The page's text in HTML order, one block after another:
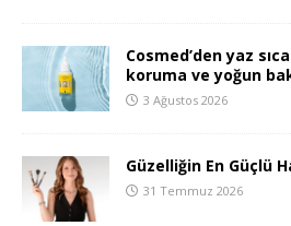
Cosmed’den yaz
koruma ve yoğun
3 Ağustos 2026
Güzelliğin En Güçlü
31 Temmuz 2026